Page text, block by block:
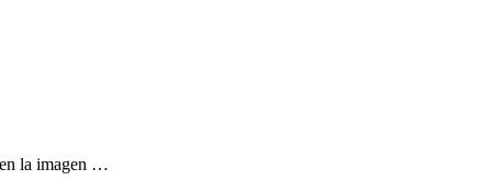
la imagen …